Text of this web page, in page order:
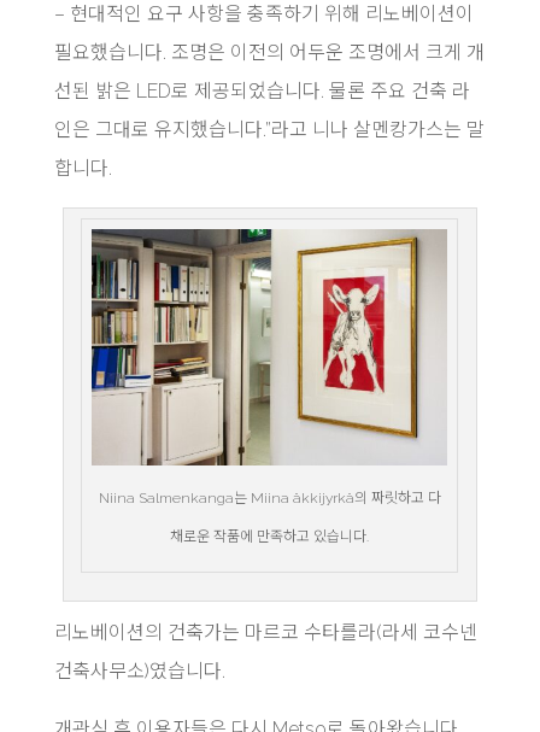
– 현대적인 요구 사항을 충족하기 위해 리노베이션이
필요했습니다. 조명은 이전의 어두운 조명에서 크게 개
선된 밝은 LED로 제공되었습니다. 물론 주요 건축 라
인은 그대로 유지했습니다.”라고 니나 살멘캉가스는 말
합니다.
Niina Salmenkanga는 Miina äkkijyrkä의 짜릿하고 다
채로운 작품에 만족하고 있습니다.
리노베이션의 건축가는 마르코 수타를라(라세 코수넨
건축사무소)였습니다.